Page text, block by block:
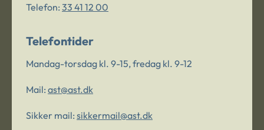
Telefon: 33 41 12 00
Telefontider
Mandag-torsdag kl. 9-15, fredag kl. 9-12
Mail: ast@ast.dk
Sikker mail: sikkermail@ast.dk